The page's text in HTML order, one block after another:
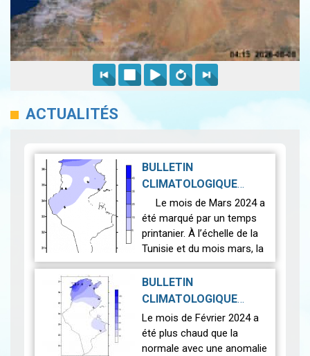
ACTUALITÉS
BULLETIN
CLIMATOLOGIQUE
MENSUEL MARS 2024|
2024-04-26
Le mois de Mars 2024 a
été marqué par un temps
printanier. À l’échelle de la
Tunisie et du mois mars, la
température moyenne a
atteint 16.9 °C avec un
écart de (+2.2) °C par r…
BULLETIN
CLIMATOLOGIQUE
MENSUEL FÉVRIER 2024
|2024-04-18
Le mois de Février 2024 a
été plus chaud que la
normale avec une anomalie